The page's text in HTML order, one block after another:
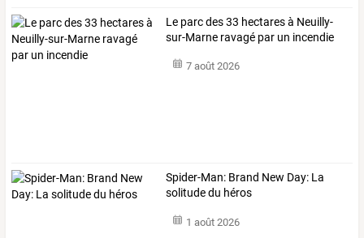
Le parc des 33 hectares à Neuilly-
sur-Marne ravagé par un incendie
7 août 2026
Spider-Man: Brand New Day: La
solitude du héros
1 août 2026